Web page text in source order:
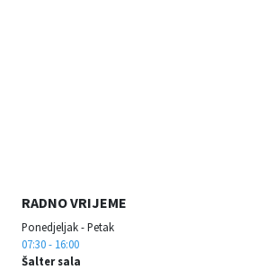
RADNO VRIJEME
Ponedjeljak - Petak
07:30 - 16:00
Šalter sala